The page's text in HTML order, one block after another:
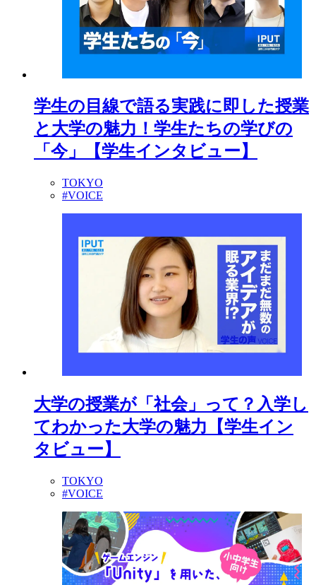
学生の目線で語る実践に即した授業
と大学の魅力！学生たちの学びの
「今」【学生インタビュー】
TOKYO
#VOICE
大学の授業が「社会」って？入学し
てわかった大学の魅力【学生イン
タビュー】
TOKYO
#VOICE